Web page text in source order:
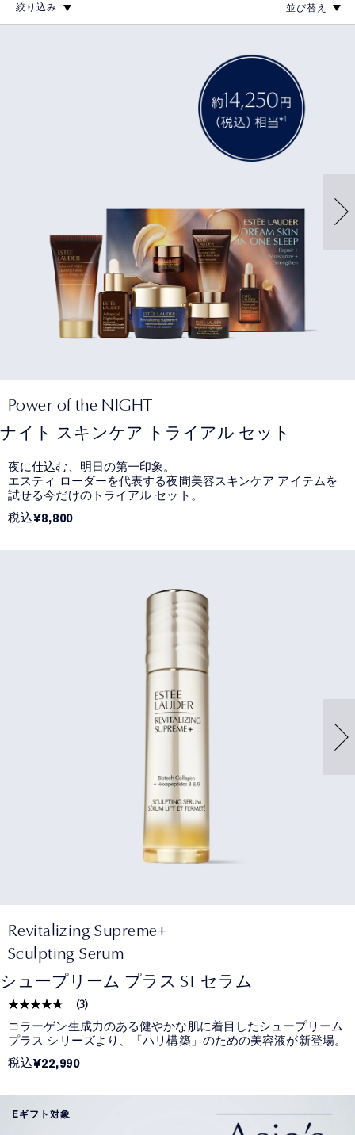
絞り込み
Power of the NIGHT
ナイト スキンケア トライアル セット
夜に仕込む、明日の第一印象。
エスティ ローダーを代表する夜間美容スキンケア アイテムを
試せる今だけのトライアル セット。
税込¥8,800
Revitalizing Supreme+
Sculpting Serum
シュープリーム プラス ST セラム
(3)
コラーゲン生成力のある健やかな肌に着目したシュープリーム
プラス シリーズより、「ハリ構築」のための美容液が新登場。
税込¥22,990
Eギフト対象